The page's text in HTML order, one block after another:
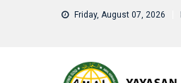
Friday, August 07, 2026